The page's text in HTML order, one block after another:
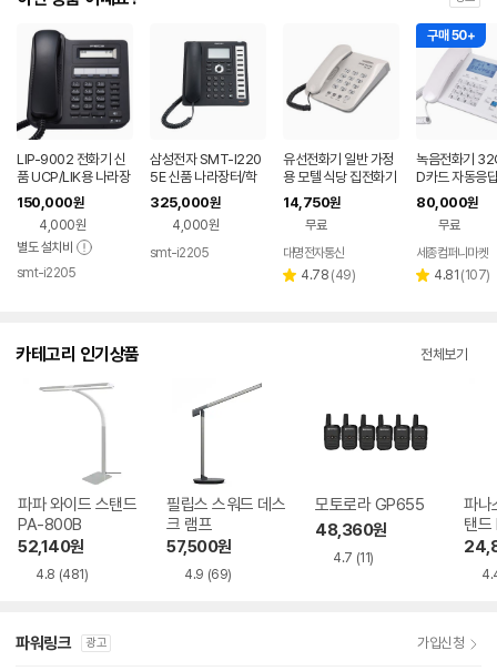
LIP-9002 전화기 신
품 UCP/LIK용 나라장
터/학교장터 등록업체
150,000원
4,000원
별도 설치비
smt-i2205
삼성전자 SMT-I220
5E 신품 나라장터/학
교장터 등록업체
325,000원
4,000원
smt-i2205
유선전화기 일반 가정
용 모텔 식당 집전화기
깔끔한 전화 매장
14,750원
무료
대명전자통신
별 4.78 리
(49)
구매 50+
녹음전화기
D카드 자동응
자표시 자동녹
80,000원
무료
세종컴퍼니마켓
별 4.81 리
(107)
카테고리 인기상품 전체보기
파파 와이드 스탠드
PA-800B
52,140원
4.8 (481)
필립스 스워드 데스
크 램프
57,500원
4.9 (69)
모토로라 GP655
48,360원
4.7 (11)
파나
탠
파워링크 광고 가입신청